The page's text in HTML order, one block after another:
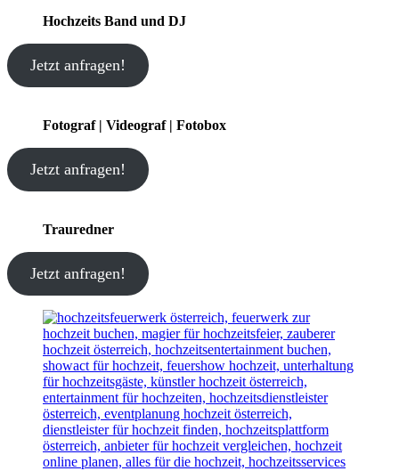
Hochzeits Band und DJ
Jetzt anfragen!
Fotograf | Videograf | Fotobox
Jetzt anfragen!
Trauredner
Jetzt anfragen!